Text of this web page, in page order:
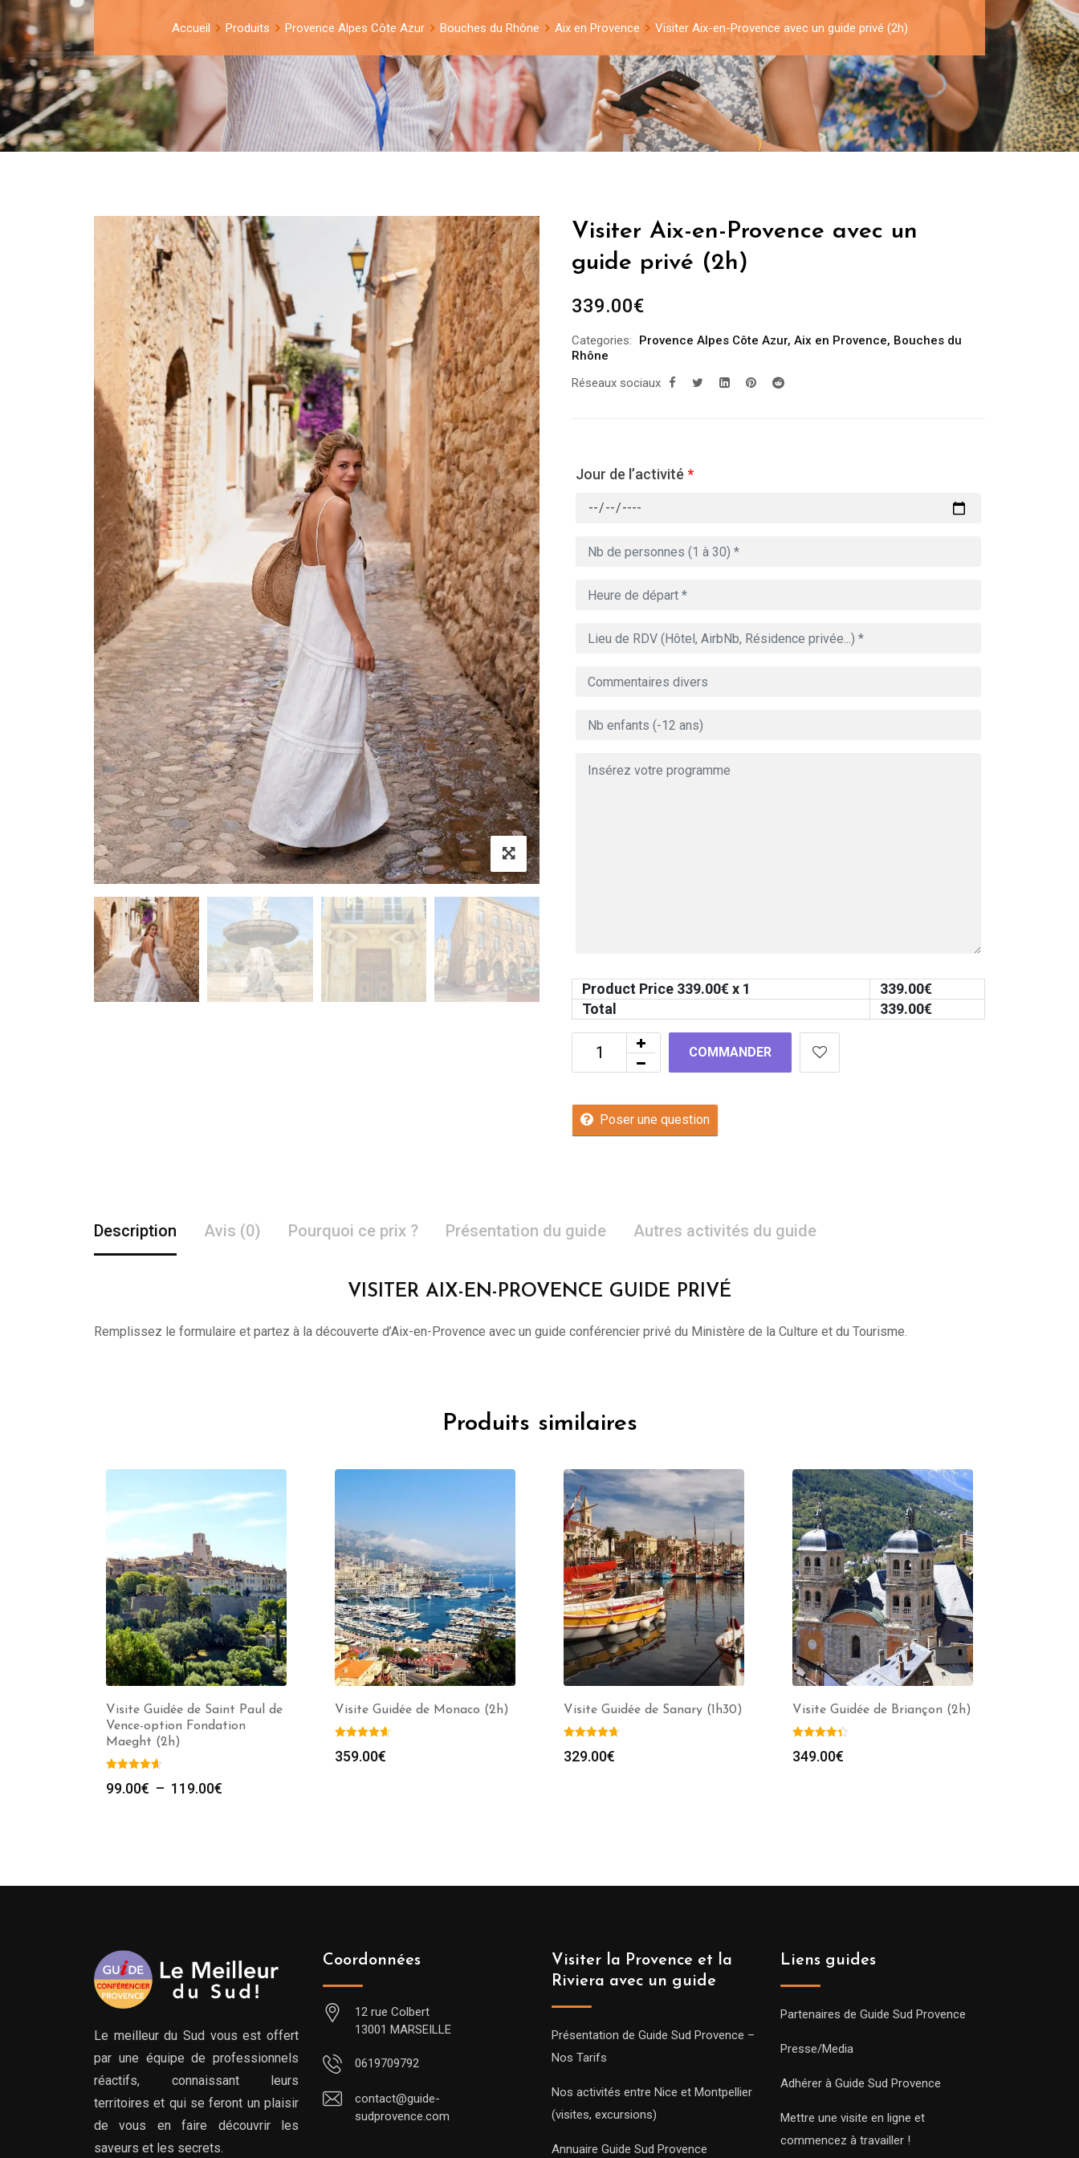
Accueil Produits Provence Alpes Côte Azur Bouches du Rhône Aix en Provence Visiter Aix-en-Provence avec un guide privé (2h)
Visiter Aix-en-Provence avec un
guide privé (2h)
339.00€
Categories: Provence Alpes Côte Azur, Aix en Provence, Bouches du
Rhône
Réseaux sociaux
Jour de l’activité *
Product Price 339.00€ x 1 339.00€
Total
339.00€
COMMANDER
Poser une question
Description Avis (0) Pourquoi ce prix ? Présentation du guide Autres activités du guide
VISITER AIX-EN-PROVENCE GUIDE PRIVÉ
Remplissez le formulaire et partez à la découverte d’Aix-en-Provence avec un guide conférencier privé du Ministère de la Culture et du Tourisme.
Produits similaires
Visite Guidée de Saint Paul de
Vence-option Fondation
Maeght (2h)
99.00€ – 119.00€
Visite Guidée de Monaco (2h)
359.00€
Visite Guidée de Sanary (1h30)
329.00€
Visite Guidée de Briançon (2h)
349.00€
Le meilleur du Sud vous est offert
par une équipe de professionnels
réactifs, connaissant leurs
territoires et qui se feront un plaisir
de vous en faire découvrir les
saveurs et les secrets.
Coordonnées
12 rue Colbert
13001 MARSEILLE
0619709792
contact@guide-
sudprovence.com
Visiter la Provence et la
Riviera avec un guide
Présentation de Guide Sud Provence –
Nos Tarifs
Nos activités entre Nice et Montpellier
(visites, excursions)
Annuaire Guide Sud Provence
Liens guides
Partenaires de Guide Sud Provence
Presse/Media
Adhérer à Guide Sud Provence
Mettre une visite en ligne et
commencez à travailler !